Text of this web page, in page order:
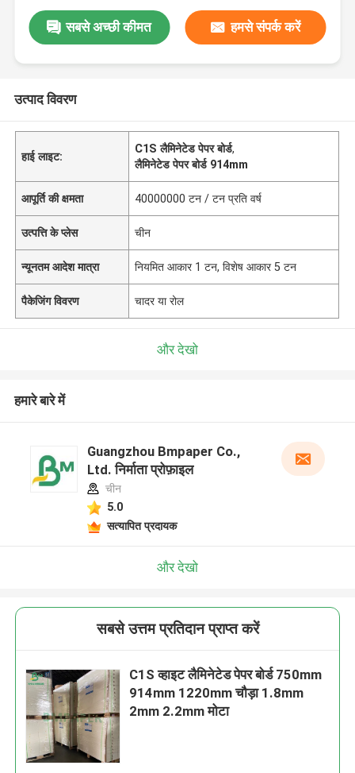
सबसे अच्छी कीमत हमसे संपर्क करें
उत्पाद विवरण
हाई लाइट:
C1S लैमिनेटेड पेपर बोर्ड,
लैमिनेटेड पेपर बोर्ड 914mm
आपूर्ति की क्षमता 40000000 टन / टन प्रति वर्ष
उत्पत्ति के प्लेस चीन
न्यूनतम आदेश मात्रा नियमित आकार 1 टन, विशेष आकार 5 टन
पैकेजिंग विवरण चादर या रोल
और देखो
हमारे बारे में
Guangzhou Bmpaper Co.,
Ltd. निर्माता प्रोफ़ाइल
चीन
5.0
सत्यापित प्रदायक
और देखो
सबसे उत्तम प्रतिदान प्राप्त करें
C1S व्हाइट लैमिनेटेड पेपर बोर्ड 750mm
914mm 1220mm चौड़ा 1.8mm
2mm 2.2mm मोटा